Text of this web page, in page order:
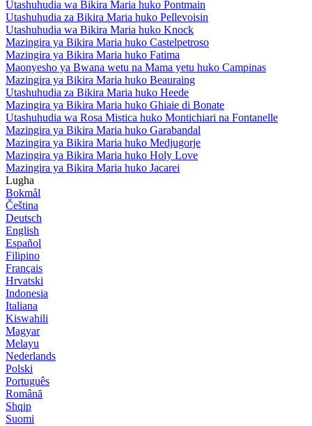
Utashuhudia wa Bikira Maria huko Pontmain
Utashuhudia za Bikira Maria huko Pellevoisin
Utashuhudia wa Bikira Maria huko Knock
Mazingira ya Bikira Maria huko Castelpetroso
Mazingira ya Bikira Maria huko Fatima
Maonyesho ya Bwana wetu na Mama yetu huko Campinas
Mazingira ya Bikira Maria huko Beauraing
Utashuhudia za Bikira Maria huko Heede
Mazingira ya Bikira Maria huko Ghiaie di Bonate
Utashuhudia wa Rosa Mistica huko Montichiari na Fontanelle
Mazingira ya Bikira Maria huko Garabandal
Mazingira ya Bikira Maria huko Medjugorje
Mazingira ya Bikira Maria huko Holy Love
Mazingira ya Bikira Maria huko Jacarei
Lugha
Bokmål
Čeština
Deutsch
English
Español
Filipino
Français
Hrvatski
Indonesia
Italiana
Kiswahili
Magyar
Melayu
Nederlands
Polski
Português
Română
Shqip
Suomi